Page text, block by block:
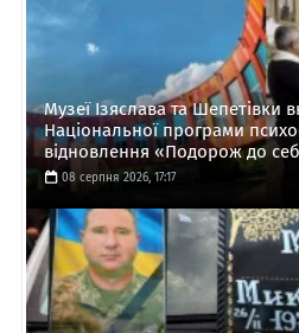
Музеї Ізяслава та Шепетівки
Національної програми
відновлення «Подорож до
08 серпня 2026, 17:17